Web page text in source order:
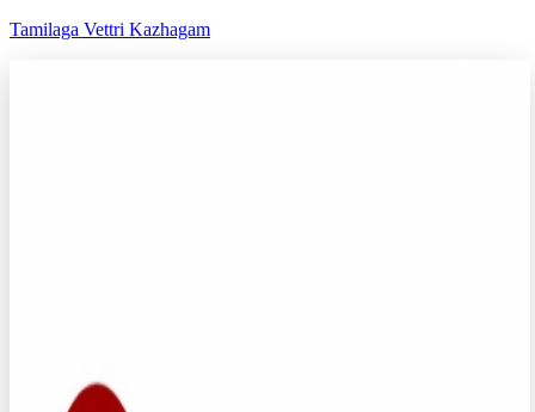
Tamilaga Vettri Kazhagam